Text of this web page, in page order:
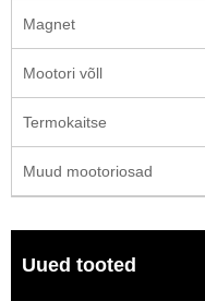
Magnet
Mootori võll
Termokaitse
Muud mootoriosad
Uued tooted